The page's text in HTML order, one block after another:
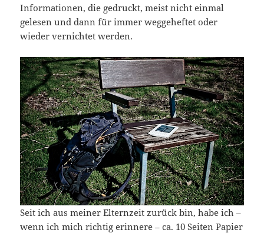
Informationen, die gedruckt, meist nicht einmal
gelesen und dann für immer weggeheftet oder
wieder vernichtet werden.
Seit ich aus meiner Elternzeit zurück bin, habe ich –
wenn ich mich richtig erinnere – ca. 10 Seiten Papier